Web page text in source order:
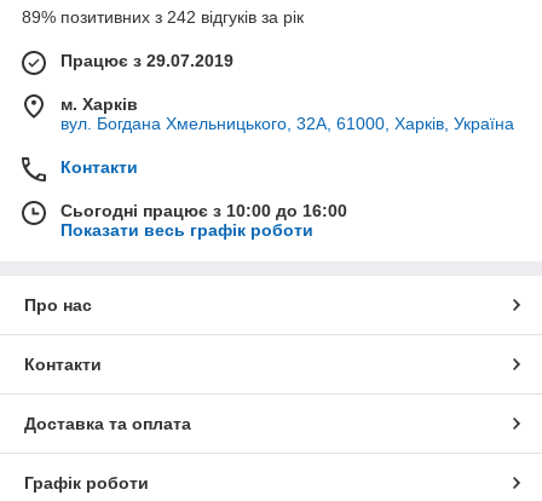
89% позитивних з 242 відгуків за рік
Працює з 29.07.2019
м. Харків
вул. Богдана Хмельницького, 32А, 61000, Харків, Україна
Контакти
Сьогодні працює з 10:00 до 16:00
Показати весь графік роботи
Про нас
Контакти
Доставка та оплата
Графік роботи